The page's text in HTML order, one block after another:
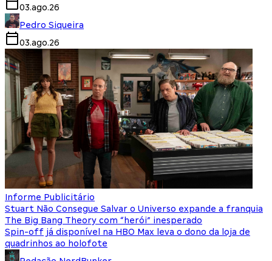
03.ago.26
Pedro Siqueira
03.ago.26
Informe Publicitário
Stuart Não Consegue Salvar o Universo expande a franquia
The Big Bang Theory com “herói” inesperado
Spin-off já disponível na HBO Max leva o dono da loja de
quadrinhos ao holofote